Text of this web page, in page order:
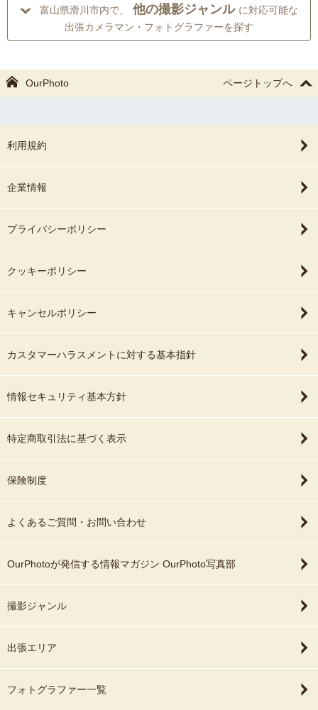
富山県滑川市内で、 他の撮影ジャンル に対応可能な
出張カメラマン・フォトグラファーを探す
OurPhoto ページトップへ
利用規約
企業情報
プライバシーポリシー
クッキーポリシー
キャンセルポリシー
カスタマーハラスメントに対する基本指針
情報セキュリティ基本方針
特定商取引法に基づく表示
保険制度
よくあるご質問・お問い合わせ
OurPhotoが発信する情報マガジン OurPhoto写真部
撮影ジャンル
出張エリア
フォトグラファー一覧